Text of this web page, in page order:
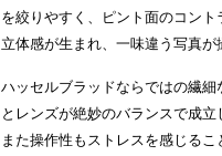
を絞りやすく、ピント面のコン
立体感が生まれ、一味違う写真が
ハッセルブラッドならではの繊
とレンズが絶妙のバランスで成立
また操作性もストレスを感じる